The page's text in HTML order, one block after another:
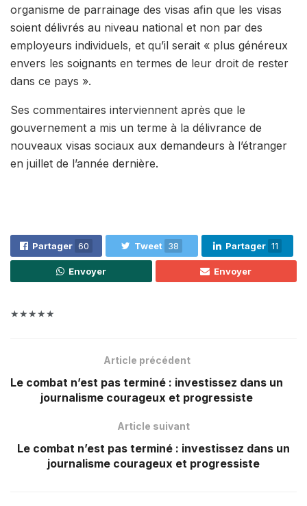
organisme de parrainage des visas afin que les visas
soient délivrés au niveau national et non par des
employeurs individuels, et qu’il serait « plus généreux
envers les soignants en termes de leur droit de rester
dans ce pays ».
Ses commentaires interviennent après que le
gouvernement a mis un terme à la délivrance de
nouveaux visas sociaux aux demandeurs à l’étranger
en juillet de l’année dernière.
Partager 60 Tweet 38 Partager 11
Envoyer Envoyer
★★★★★
Article précédent
Le combat n’est pas terminé : investissez dans un
journalisme courageux et progressiste
Article suivant
Le combat n’est pas terminé : investissez dans un
journalisme courageux et progressiste